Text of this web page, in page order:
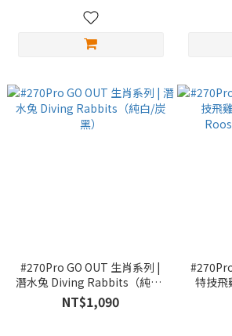
#270Pro GO OUT 生肖系列 |
潛水兔 Diving Rabbits（純白/
炭黑）
NT$1,090
特技